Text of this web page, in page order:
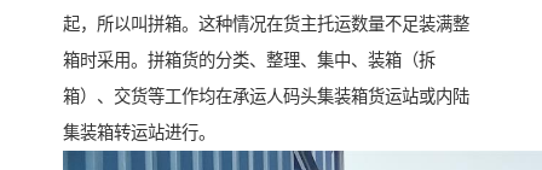
起，所以叫拼箱。这种情况在货主托运数量不足装满整
箱时采用。拼箱货的分类、整理、集中、装箱（拆
箱）、交货等工作均在承运人码头集装箱货运站或内陆
集装箱转运站进行。